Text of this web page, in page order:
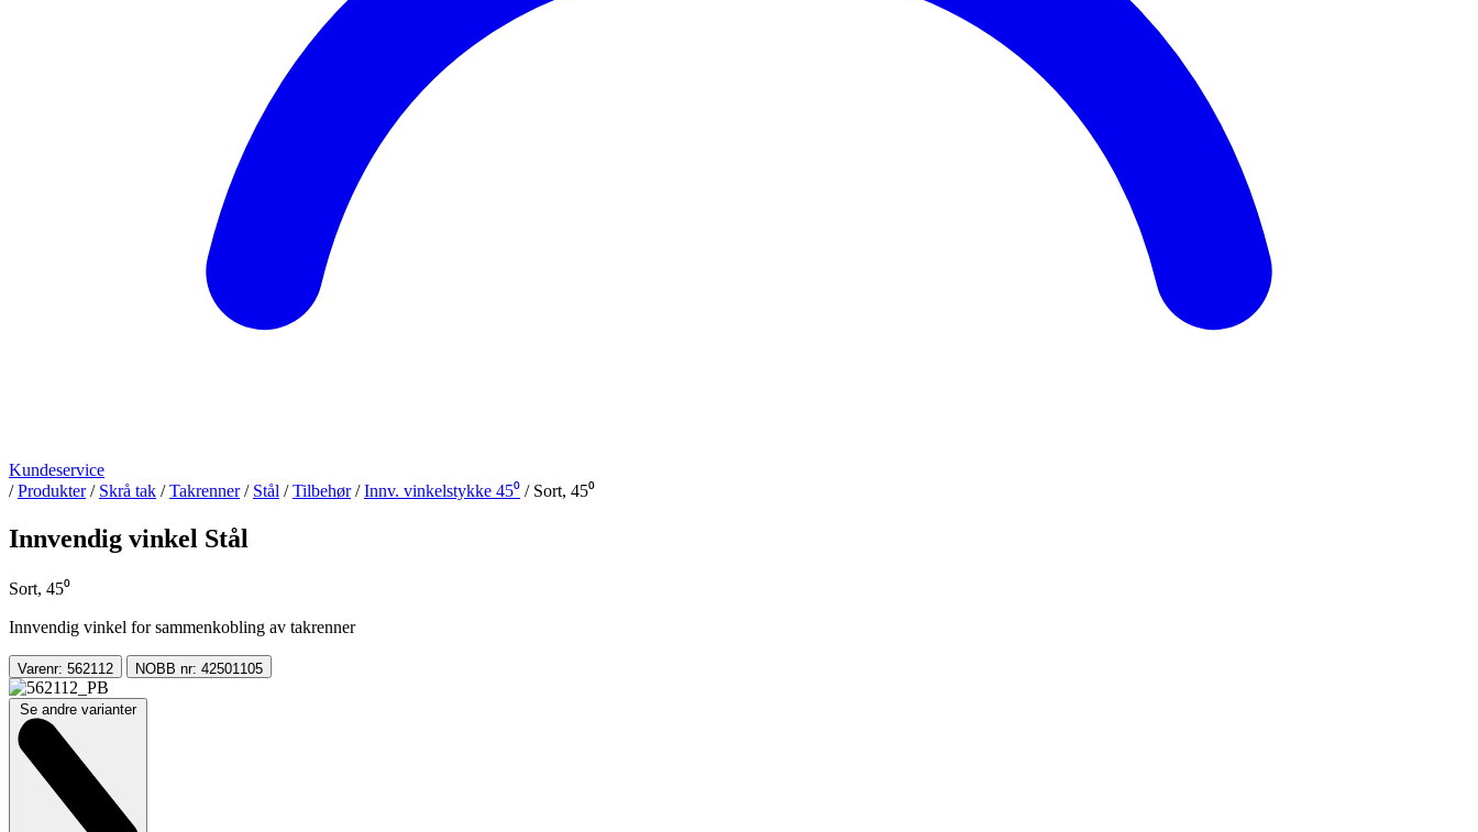
Kundeservice
/ Produkter / Skrå tak / Takrenner / Stål / Tilbehør / Innv. vinkelstykke 45⁰ / Sort, 45⁰
Innvendig vinkel Stål
Sort, 45⁰
Innvendig vinkel for sammenkobling av takrenner
Varenr: 562112 NOBB nr: 42501105
Se andre varianter